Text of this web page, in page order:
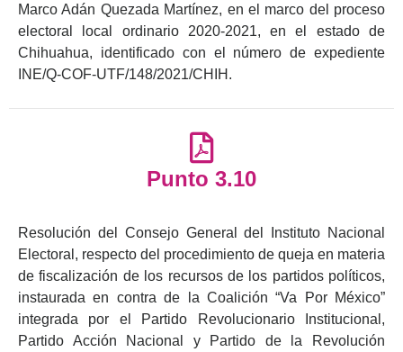
Marco Adán Quezada Martínez, en el marco del proceso
electoral local ordinario 2020-2021, en el estado de
Chihuahua, identificado con el número de expediente
INE/Q-COF-UTF/148/2021/CHIH.
Punto 3.10
Resolución del Consejo General del Instituto Nacional
Electoral, respecto del procedimiento de queja en materia
de fiscalización de los recursos de los partidos políticos,
instaurada en contra de la Coalición “Va Por México”
integrada por el Partido Revolucionario Institucional,
Partido Acción Nacional y Partido de la Revolución